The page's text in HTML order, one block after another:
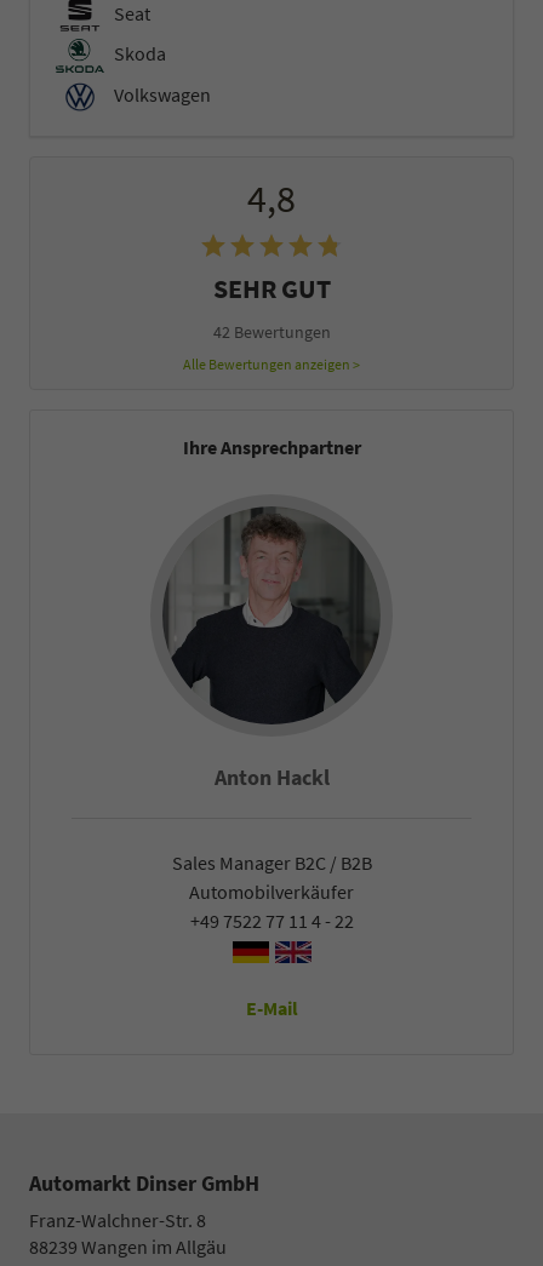
Seat
Skoda
Volkswagen
4,8
SEHR GUT
42 Bewertungen
Alle Bewertungen anzeigen >
Ihre Ansprechpartner
Anton Hackl
Sales Manager B2C / B2B
Automobilverkäufer
+49 7522 77 11 4 - 22
E-Mail
Automarkt Dinser GmbH
Franz-Walchner-Str. 8
88239 Wangen im Allgäu